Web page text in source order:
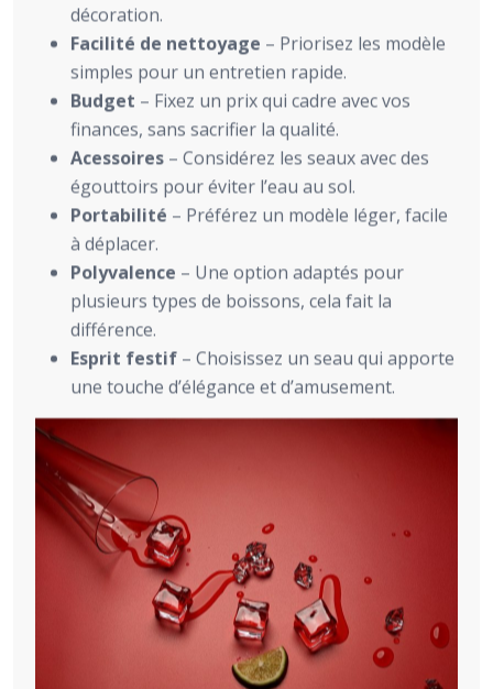
décoration.
Facilité de nettoyage – Priorisez les modèle
simples pour un entretien rapide.
Budget – Fixez un prix qui cadre avec vos
finances, sans sacrifier la qualité.
Acessoires – Considérez les seaux avec des
égouttoirs pour éviter l’eau au sol.
Portabilité – Préférez un modèle léger, facile
à déplacer.
Polyvalence – Une option adaptés pour
plusieurs types de boissons, cela fait la
différence.
Esprit festif – Choisissez un seau qui apporte
une touche d’élégance et d’amusement.